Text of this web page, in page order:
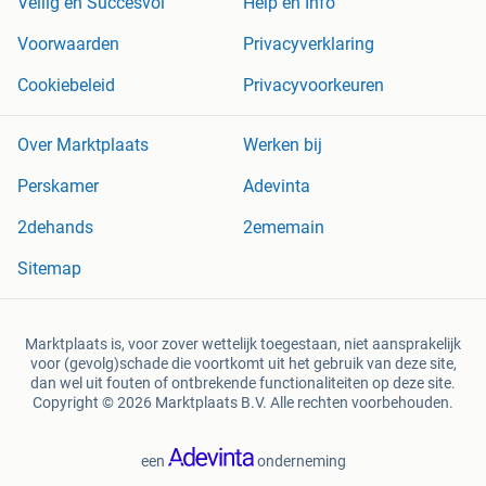
Voorwaarden
Privacyverklaring
Cookiebeleid
Privacyvoorkeuren
Over Marktplaats
Werken bij
Perskamer
Adevinta
2dehands
2ememain
Sitemap
Marktplaats is, voor zover wettelijk toegestaan, niet aansprakelijk
voor (gevolg)schade die voortkomt uit het gebruik van deze site,
dan wel uit fouten of ontbrekende functionaliteiten op deze site.
Copyright © 2026 Marktplaats B.V. Alle rechten voorbehouden.
een onderneming